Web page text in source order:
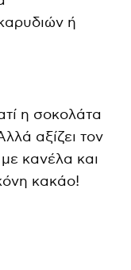
ή
η σοκολάτα
αξίζει τον
κανέλα και
κακάο!